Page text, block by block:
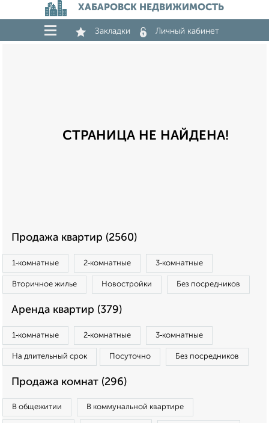
ХАБАРОВСК НЕДВИЖИМОСТЬ
Закладки Личный кабинет
СТРАНИЦА НЕ НАЙДЕНА!
Продажа квартир (2560)
1‑комнатные 2‑комнатные 3‑комнатные
Вторичное жилье Новостройки Без посредников
Аренда квартир (379)
1‑комнатные 2‑комнатные 3‑комнатные
На длительный срок Посуточно Без посредников
Продажа комнат (296)
В общежитии В коммунальной квартире